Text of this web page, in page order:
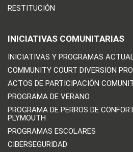
RESTITUCIÓN
INICIATIVAS COMUNITARIAS
INICIATIVAS Y PROGRAMAS
COMMUNITY COURT DIVERSION
ACTOS DE PARTICIPACIÓN
PROGRAMA DE VERANO
PROGRAMA DE PERROS DE
PLYMOUTH
PROGRAMAS ESCOLARES
CIBERSEGURIDAD